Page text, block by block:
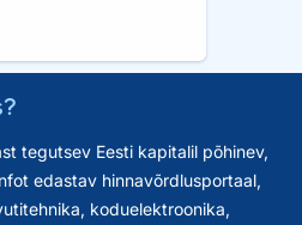
tegutsev Eesti kapitalil põhinev,
edastav hinnavõrdlusportaal,
koduelektroonika,